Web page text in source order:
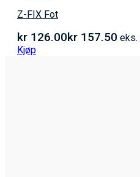
Z-FIX Fot
kr 126.00kr 157.50 eks.
Kjøp